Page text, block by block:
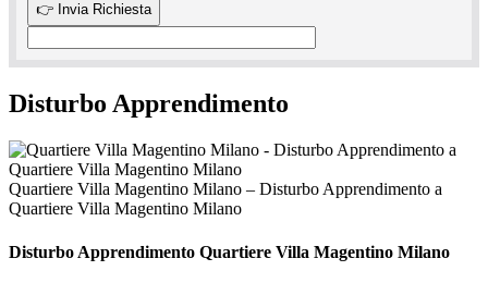
Disturbo Apprendimento
Quartiere Villa Magentino Milano – Disturbo Apprendimento a
Quartiere Villa Magentino Milano
Disturbo Apprendimento Quartiere Villa Magentino Milano